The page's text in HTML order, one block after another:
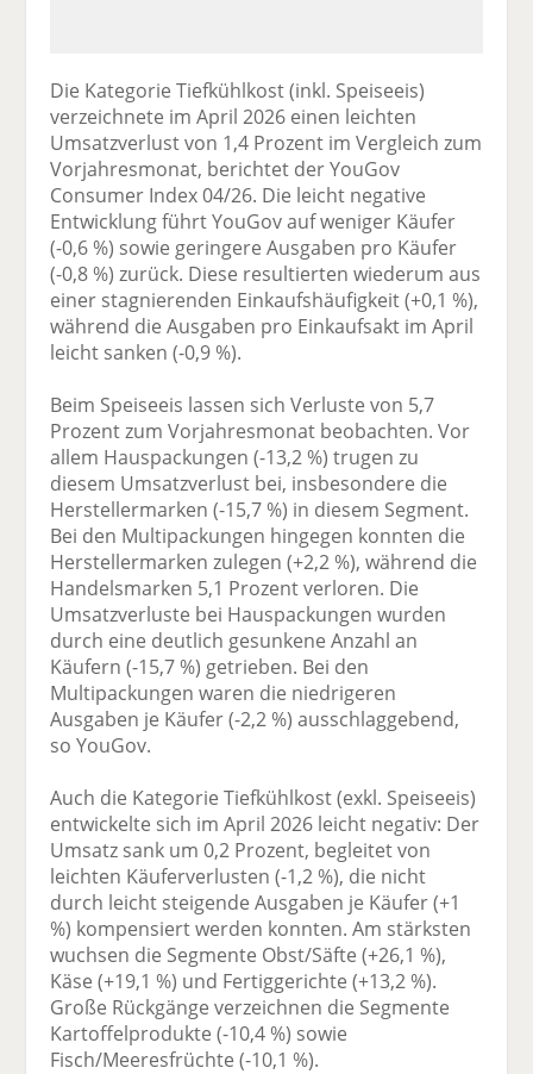
Die Kategorie Tiefkühlkost (inkl. Speiseeis)
verzeichnete im April 2026 einen leichten
Umsatzverlust von 1,4 Prozent im Vergleich zum
Vorjahresmonat, berichtet der YouGov
Consumer Index 04/26. Die leicht negative
Entwicklung führt YouGov auf weniger Käufer
(-0,6 %) sowie geringere Ausgaben pro Käufer
(-0,8 %) zurück. Diese resultierten wiederum aus
einer stagnierenden Einkaufshäufigkeit (+0,1 %),
während die Ausgaben pro Einkaufsakt im April
leicht sanken (-0,9 %).
Beim Speiseeis lassen sich Verluste von 5,7
Prozent zum Vorjahresmonat beobachten. Vor
allem Hauspackungen (-13,2 %) trugen zu
diesem Umsatzverlust bei, insbesondere die
Herstellermarken (-15,7 %) in diesem Segment.
Bei den Multipackungen hingegen konnten die
Herstellermarken zulegen (+2,2 %), während die
Handelsmarken 5,1 Prozent verloren. Die
Umsatzverluste bei Hauspackungen wurden
durch eine deutlich gesunkene Anzahl an
Käufern (-15,7 %) getrieben. Bei den
Multipackungen waren die niedrigeren
Ausgaben je Käufer (-2,2 %) ausschlaggebend,
so YouGov.
Auch die Kategorie Tiefkühlkost (exkl. Speiseeis)
entwickelte sich im April 2026 leicht negativ: Der
Umsatz sank um 0,2 Prozent, begleitet von
leichten Käuferverlusten (-1,2 %), die nicht
durch leicht steigende Ausgaben je Käufer (+1
%) kompensiert werden konnten. Am stärksten
wuchsen die Segmente Obst/Säfte (+26,1 %),
Käse (+19,1 %) und Fertiggerichte (+13,2 %).
Große Rückgänge verzeichnen die Segmente
Kartoffelprodukte (-10,4 %) sowie
Fisch/Meeresfrüchte (-10,1 %).